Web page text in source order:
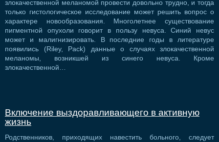
злокачественной меланомой провести довольно трудно, и тогда
только гистологическое исследование может решить вопрос о
характере новообразования. Многолетнее существование
пигментной опухоли говорит в пользу невуса. Синий невус
может и малигнизировать. В последние годы в литературе
появились (Riley, Pack) данные о случаях злокачественной
меланомы, возникшей из синего невуса. Кроме
злокачественной…
Включение выздоравливающего в активную
жизнь
Родственников, приходящих навестить больного, следует